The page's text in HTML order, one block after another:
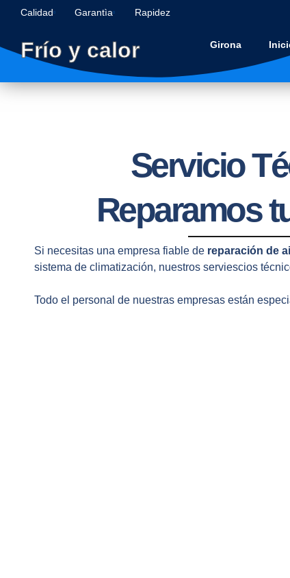
Calidad Garantìa Rapidez
Frío y calor Girona
Servicio
Reparamos
Si necesitas una empresa fiable de reparación de
sistema de climatización, nuestros serviescios
Todo el personal de nuestras empresas están